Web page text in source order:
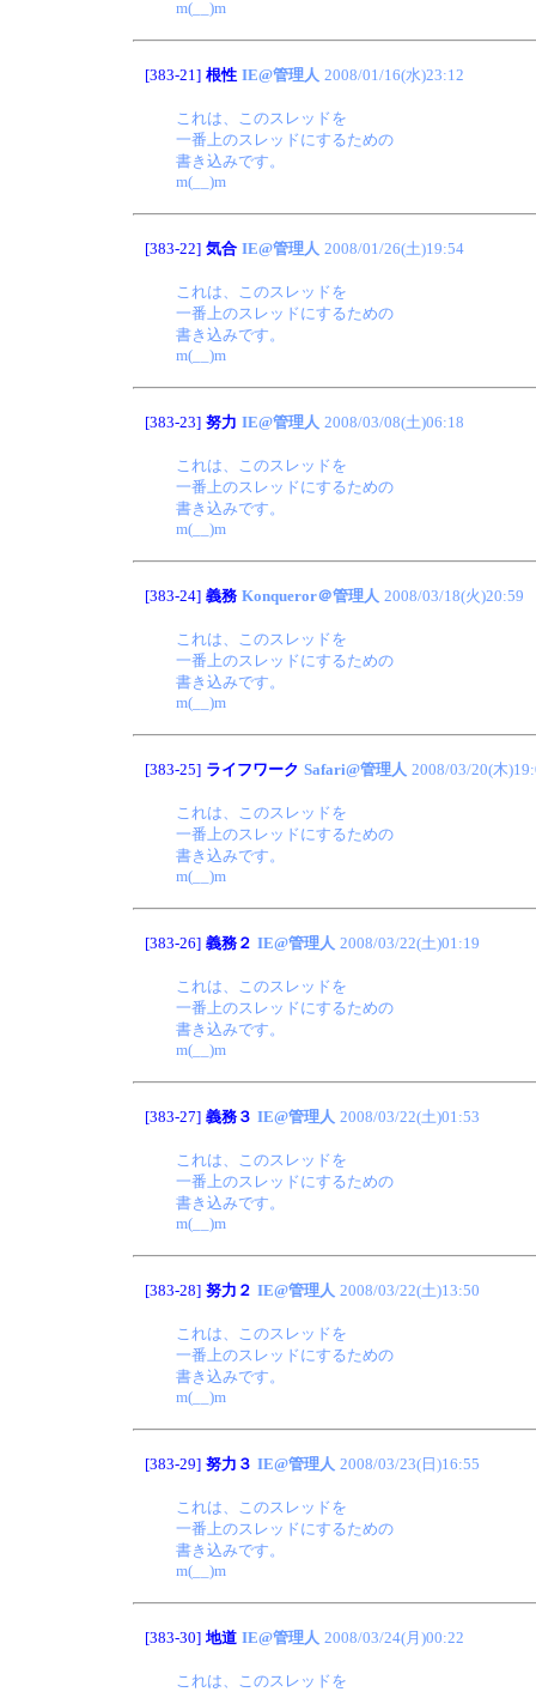
m(__)m
[383-21] 根性 IE@管理人 2008/01/16(水)23:12
これは、このスレッドを
一番上のスレッドにするための
書き込みです。
m(__)m
[383-22] 気合 IE@管理人 2008/01/26(土)19:54
これは、このスレッドを
一番上のスレッドにするための
書き込みです。
m(__)m
[383-23] 努力 IE@管理人 2008/03/08(土)06:18
これは、このスレッドを
一番上のスレッドにするための
書き込みです。
m(__)m
[383-24] 義務 Konqueror＠管理人 2008/03/18(火)20:59
これは、このスレッドを
一番上のスレッドにするための
書き込みです。
m(__)m
[383-25] ライフワーク Safari@管理人 2008/03/20(木
これは、このスレッドを
一番上のスレッドにするための
書き込みです。
m(__)m
[383-26] 義務２ IE@管理人 2008/03/22(土)01:19
これは、このスレッドを
一番上のスレッドにするための
書き込みです。
m(__)m
[383-27] 義務３ IE@管理人 2008/03/22(土)01:53
これは、このスレッドを
一番上のスレッドにするための
書き込みです。
m(__)m
[383-28] 努力２ IE@管理人 2008/03/22(土)13:50
これは、このスレッドを
一番上のスレッドにするための
書き込みです。
m(__)m
[383-29] 努力３ IE@管理人 2008/03/23(日)16:55
これは、このスレッドを
一番上のスレッドにするための
書き込みです。
m(__)m
[383-30] 地道 IE@管理人 2008/03/24(月)00:22
これは、このスレッドを